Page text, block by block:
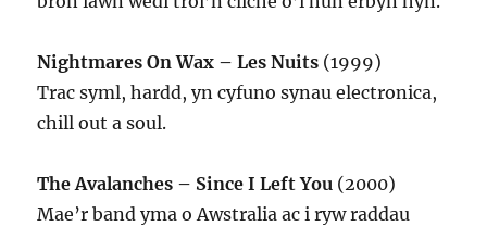
Nightmares On Wax – Les Nuits (1999)
Trac syml, hardd, yn cyfuno synau electronica,
chill out a soul.
The Avalanches – Since I Left You (2000)
Mae’r band yma o Awstralia ac i ryw raddau